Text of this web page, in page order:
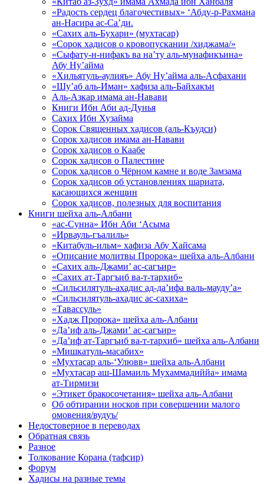
«Радость сердец благочестивых» ‘Абду-р-Рахмана
ан-Насира ас-Са’ди.
«Сахих аль-Бухари» (мухтасар)
«Сорок хадисов о кровопускании /хиджама/»
«Сыфату-н-нифакъ ва на’ту аль-мунафикъина»
Абу Ну’айма
«Хильятуль-аулияъ» Абу Ну’айма аль-Асфахани
«Шу’аб аль-Иман» хафиза аль-Байхакъи
Аль-Азкар имама ан-Навави
Книги Ибн Аби ад-Дунья
Сахих Ибн Хузайма
Сорок Священных хадисов (аль-Къудси)
Сорок хадисов имама ан-Навави
Сорок хадисов о Каабе
Сорок хадисов о Палестине
Сорок хадисов о Чёрном камне и воде Замзама
Сорок хадисов об установлениях шариата,
касающихся женщин
Сорок хадисов, полезных для воспитания
Книги шейха аль-Албани
«ас-Сунна» Ибн Аби ‘Асыма
«Ирвауль-гъалиль»
«Китабуль-ильм» хафиза Абу Хайсама
«Описание молитвы Пророка» шейха аль-Албани
«Сахих аль-Джами’ ас-сагъир»
«Сахих ат-Таргъиб ва-т-тархиб»
«Сильсилятуль-ахадис ад-да’ифа валь-мауду’а»
«Сильсилятуль-ахадис ас-сахиха»
«Тавассуль»
«Хадж Пророка» шейха аль-Албани
«Да’иф аль-Джами’ ас-сагъир»
«Да’иф ат-Таргъиб ва-т-тархиб» шейха аль-Албани
«Мишкатуль-масабих»
«Мухтасар аль-‘Улювв» шейха аль-Албани
«Мухтасар аш-Шамаиль Мухаммадиййа» имама
ат-Тирмизи
«Этикет бракосочетания» шейха аль-Албани
Об обтирании носков при совершении малого
омовения/вудуъ/
Недостоверное в переводах
Обратная связь
Разное
Толкование Корана (тафсир)
Форум
Хадисы на разные темы